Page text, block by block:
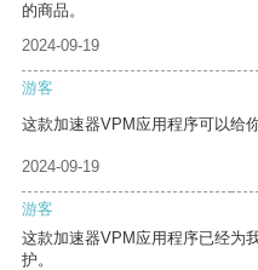
的商品。
2024-09-19
游客
这款加速器VPM应用程序可以给
2024-09-19
游客
这款加速器VPM应用程序已经为
护。